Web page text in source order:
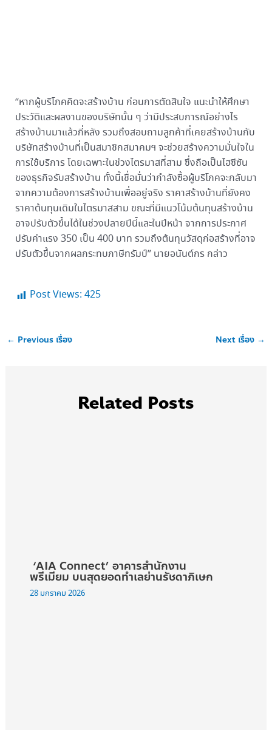
“หากผู้บริโภคคิดจะสร้างบ้าน ก่อนการตัดสินใจ แนะนำให้ศึกษา
ประวัติและผลงานของบริษัทนั้น ๆ ว่ามีประสบการณ์อย่างไร
สร้างบ้านมาแล้วกี่หลัง รวมถึงสอบถามลูกค้าที่เคยสร้างบ้านกับ
บริษัทสร้างบ้านที่เป็นสมาชิกสมาคมฯ จะช่วยสร้างความมั่นใจใน
การใช้บริการ โดยเฉพาะในช่วงไตรมาสที่สาม ซึ่งถือเป็นไฮซีซัน
ของธุรกิจรับสร้างบ้าน ทั้งนี้เชื่อมั่นว่ากำลังซื้อผู้บริโภคจะกลับมา
จากความต้องการสร้างบ้านเพื่ออยู่จริง ราคาสร้างบ้านที่ยังคง
ราคาต้นทุนเดิมในไตรมาสสาม ขณะที่มีแนวโน้มต้นทุนสร้างบ้าน
อาจปรับตัวขึ้นได้ในช่วงปลายปีนี้และในปีหน้า จากการประกาศ
ปรับค่าแรง 350 เป็น 400 บาท รวมถึงต้นทุนวัสดุก่อสร้างที่อาจ
ปรับตัวขึ้นจากผลกระทบภาษีทรัมป์” นายอนันต์กร กล่าว
Post Views: 425
← Previous เรื่อง Next เรื่อง →
Related Posts
‘AIA Connect’ อาคารสำนักงาน
พรีเมียม บนสุดยอดทำเลย่านรัชดาภิเษก
28 มกราคม 2026